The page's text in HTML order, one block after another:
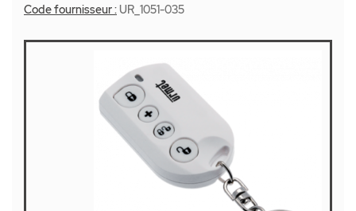
Code fournisseur :UR_1051-035